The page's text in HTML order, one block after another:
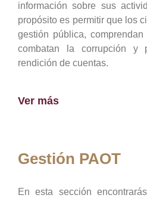
información sobre sus
propósito es permitir que los
gestión pública,
combatan la corrupción y
rendición de cuentas.
Ver más
Gestión PAOT
En esta sección